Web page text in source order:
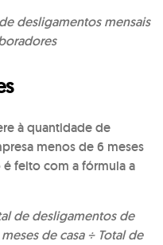
desligamentos mensais
à quantidade de
menos de 6 meses
é feito com a fórmula a
de desligamentos de
de casa ÷ Total de